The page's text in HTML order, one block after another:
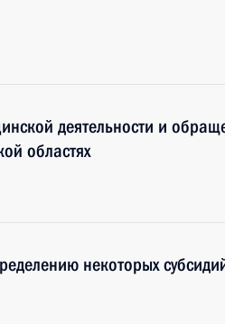
деятельности и
областях
некоторых